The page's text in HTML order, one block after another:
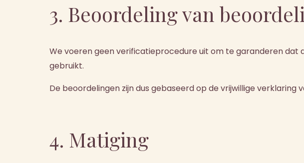
3. Beoordeling van
We voeren geen verificatieprocedure uit om te garanderen
gebruikt.
De beoordelingen zijn dus gebaseerd op de vrijwillige verklaring
4. Matiging